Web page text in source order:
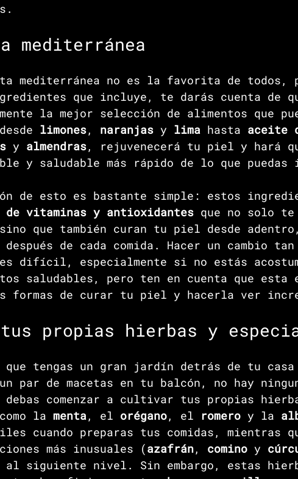
mediterránea
mediterránea no es la favorita de todos,
que incluye, te darás cuenta de
la mejor selección de alimentos que
limones, naranjas y lima hasta aceite
y almendras, rejuvenecerá tu piel y hará
y saludable más rápido de lo que puedas
de esto es bastante simple: estos
de vitaminas y antioxidantes que no solo
que también curan tu piel desde
después de cada comida. Hacer un cambio
difícil, especialmente si no estás
saludables, pero ten en cuenta que esta
formas de curar tu piel y hacerla ver
tus propias hierbas y
que tengas un gran jardín detrás de tu
par de macetas en tu balcón, no hay
debas comenzar a cultivar tus propias
la menta, el orégano, el romero y la
cuando preparas tus comidas, mientras
más inusuales (azafrán, comino y
al siguiente nivel. Sin embargo, estas